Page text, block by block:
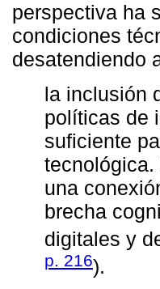
perspectiva ha
condiciones
desatendiendo
la inclusión
políticas de
suficiente
tecnológica.
una
brecha
digitales y
p. 216).